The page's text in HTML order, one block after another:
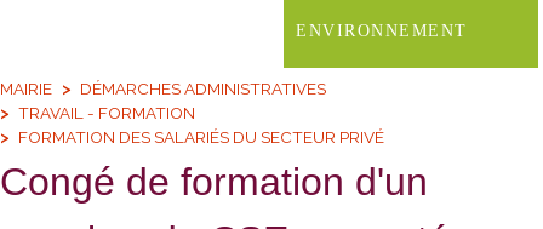
ENVIRONNEMENT
MAIRIE
DÉMARCHES ADMINISTRATIVES
TRAVAIL - FORMATION
FORMATION DES SALARIÉS DU SECTEUR PRIVÉ
Congé de formation d'un